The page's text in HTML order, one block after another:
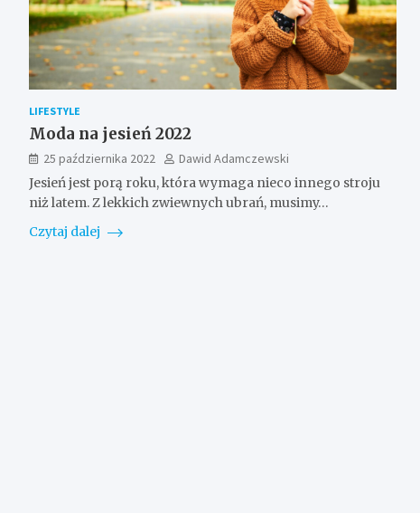
LIFESTYLE
Moda na jesień 2022
25 października 2022
Dawid Adamczewski
Jesień jest porą roku, która wymaga nieco innego stroju
niż latem. Z lekkich zwiewnych ubrań, musimy…
Czytaj dalej